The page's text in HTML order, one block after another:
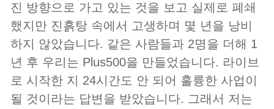
진 방향으로 가고 있는 것을 보고 실제로 폐쇄
했지만 진흙탕 속에서 고생하며 몇 년을 낭비
하지 않았습니다. 같은 사람들과 2명을 더해 1
년 후 우리는 Plus500을 만들었습니다. 라이브
로 시작한 지 24시간도 안 되어 훌륭한 사업이
될 것이라는 답변을 받았습니다. 그래서 저는